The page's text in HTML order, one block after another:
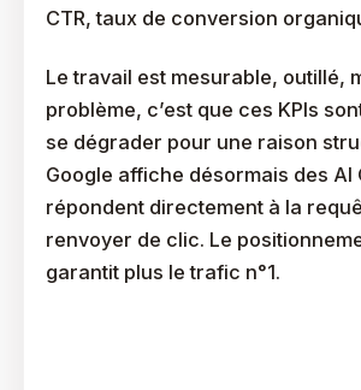
CTR, taux de conversion
Le travail est mesurable, outillé,
problème, c’est que ces KPIs
se dégrader pour une raison
Google affiche désormais des AI
répondent directement à la
renvoyer de clic. Le
garantit plus le trafic n°1.